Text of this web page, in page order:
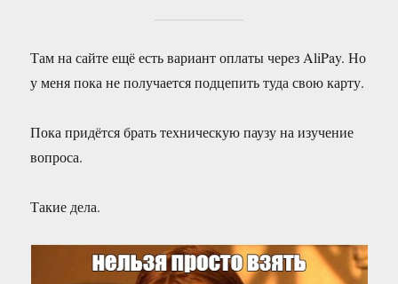
Там на сайте ещё есть вариант оплаты через AliPay. Но
у меня пока не получается подцепить туда свою карту.
Пока придётся брать техническую паузу на изучение
вопроса.
Такие дела.